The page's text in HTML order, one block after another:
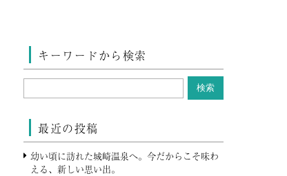
キーワードから検索
最近の投稿
幼い頃に訪れた城崎温泉へ。今だからこそ味わ
える、新しい思い出。